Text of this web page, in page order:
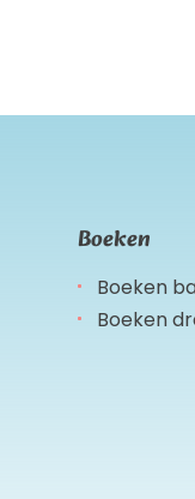
Boeken
Boeken
Boeken